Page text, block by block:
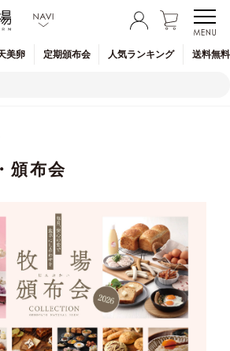
美卵 定期頒布会 人気ランキング 送料無
頒布会